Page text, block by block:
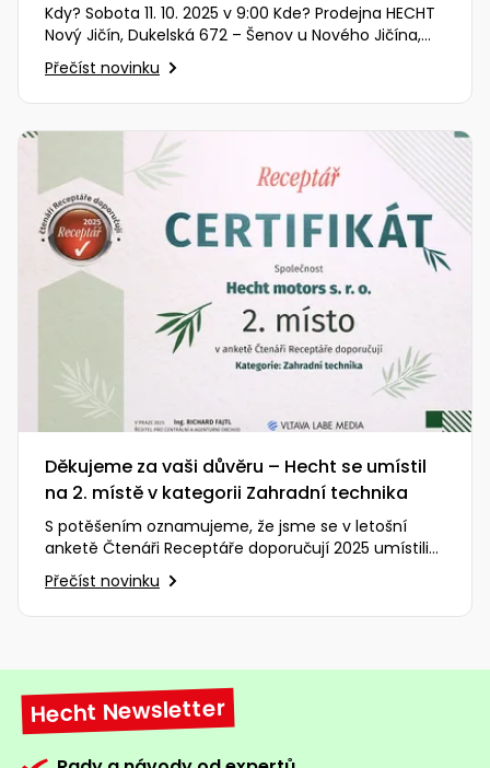
Kdy? Sobota 11. 10. 2025 v 9:00 Kde? Prodejna HECHT
Nový Jičín, Dukelská 672 – Šenov u Nového Jičína,
74242 (zobrazit…
Přečíst novinku
Děkujeme za vaši důvěru – Hecht se umístil
na 2. místě v kategorii Zahradní technika
S potěšením oznamujeme, že jsme se v letošní
anketě Čtenáři Receptáře doporučují 2025 umístili
na vynikajícím 2. místě…
Přečíst novinku
Hecht Newsletter